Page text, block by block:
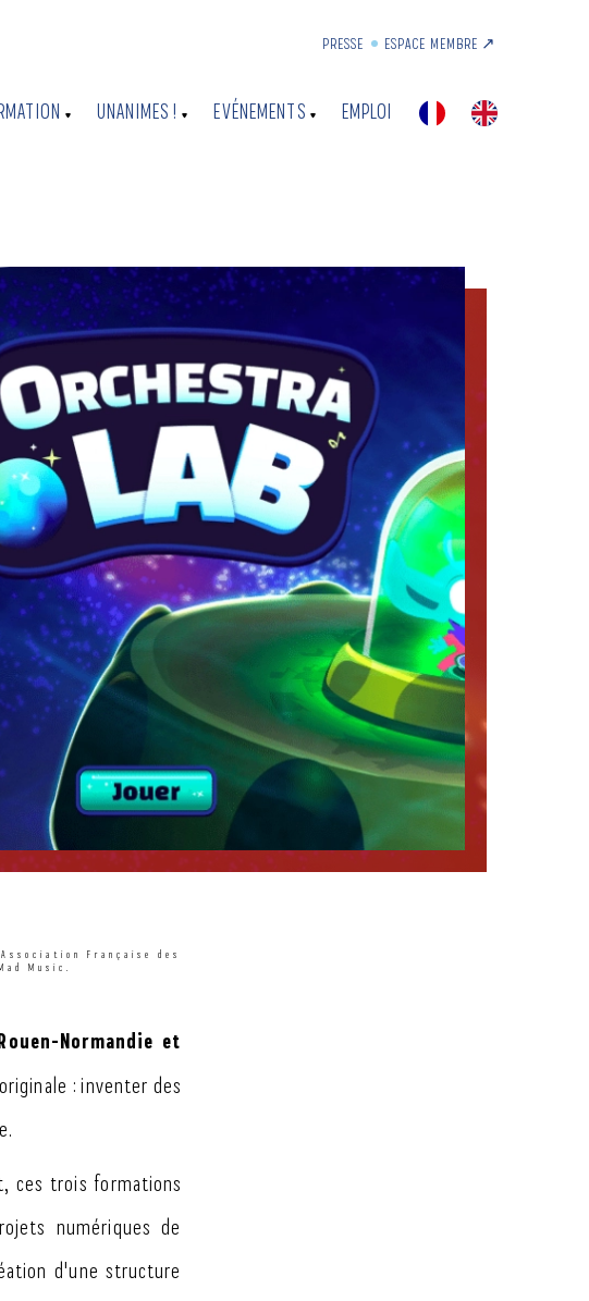
PRESSE ESPACE MEMBRE ↗︎
UNANIMES ! EVÉNEMENTS EMPLOI
Française des
Music.
Normandie et
: inventer des
ces trois formations
numériques de
d'une structure